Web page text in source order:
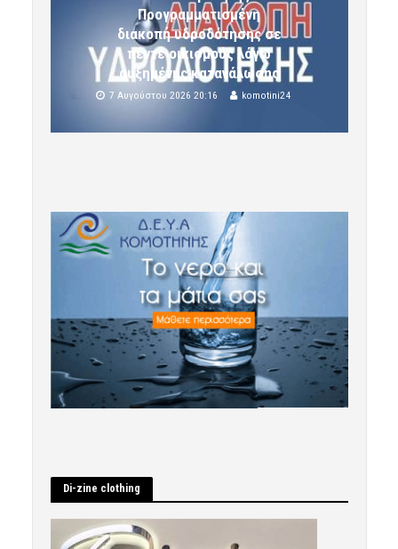
Προγραμματισμένη
διακοπή υδροδότησης σε
πέντε οικισμούς λόγω
αυξημένης κατανάλωσης
7 Αυγούστου 2026 20:16 komotini24
Di-zine clothing